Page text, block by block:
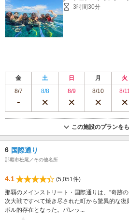
3時間30分
金 土 日 月 火
8/7
8/8 8/9 8/10 8/
この施設のプランを
6 国際通り
那覇市松尾／その他名所
4.1
(5,051件)
那覇のメインストリート・国際通りは、“奇跡
次大戦ですべて焼き尽された町から驚異的な
ボル的存在となった。パレッ...